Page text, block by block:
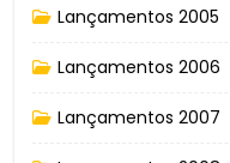
Lançamentos 2005
Lançamentos 2006
Lançamentos 2007